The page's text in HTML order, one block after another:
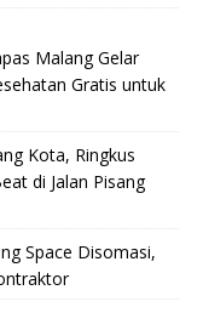
Malang Gelar
Gratis untuk
Kota, Ringkus
di Jalan Pisang
Space Disomasi,